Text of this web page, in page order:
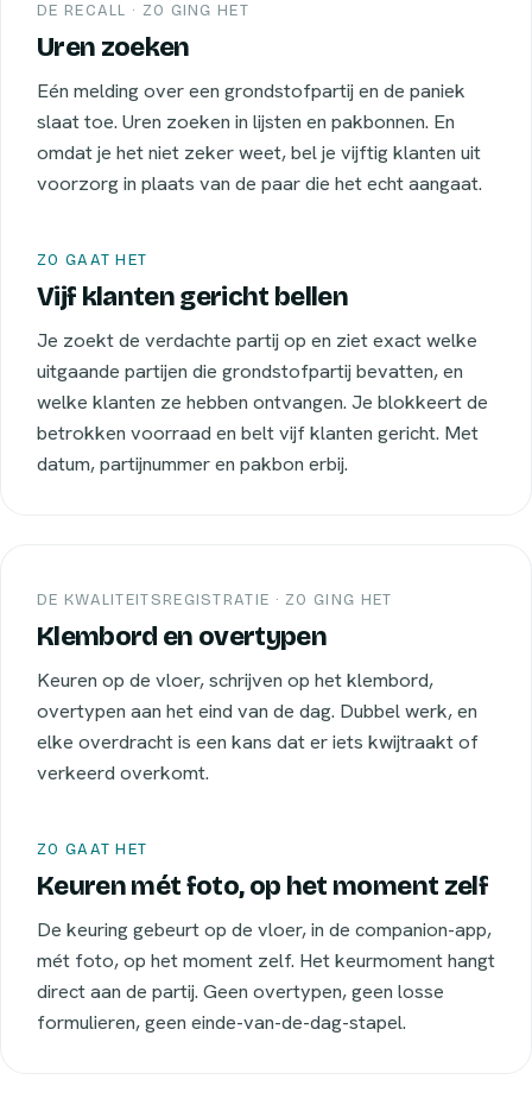
DE RECALL · ZO GING HET
Uren zoeken
Eén melding over een grondstofpartij en de paniek
slaat toe. Uren zoeken in lijsten en pakbonnen. En
omdat je het niet zeker weet, bel je vijftig klanten uit
voorzorg in plaats van de paar die het echt aangaat.
ZO GAAT HET
Vijf klanten gericht bellen
Je zoekt de verdachte partij op en ziet exact welke
uitgaande partijen die grondstofpartij bevatten, en
welke klanten ze hebben ontvangen. Je blokkeert de
betrokken voorraad en belt vijf klanten gericht. Met
datum, partijnummer en pakbon erbij.
DE KWALITEITSREGISTRATIE · ZO GING HET
Klembord en overtypen
Keuren op de vloer, schrijven op het klembord,
overtypen aan het eind van de dag. Dubbel werk, en
elke overdracht is een kans dat er iets kwijtraakt of
verkeerd overkomt.
ZO GAAT HET
Keuren mét foto, op het moment zelf
De keuring gebeurt op de vloer, in de companion-app,
mét foto, op het moment zelf. Het keurmoment hangt
direct aan de partij. Geen overtypen, geen losse
formulieren, geen einde-van-de-dag-stapel.